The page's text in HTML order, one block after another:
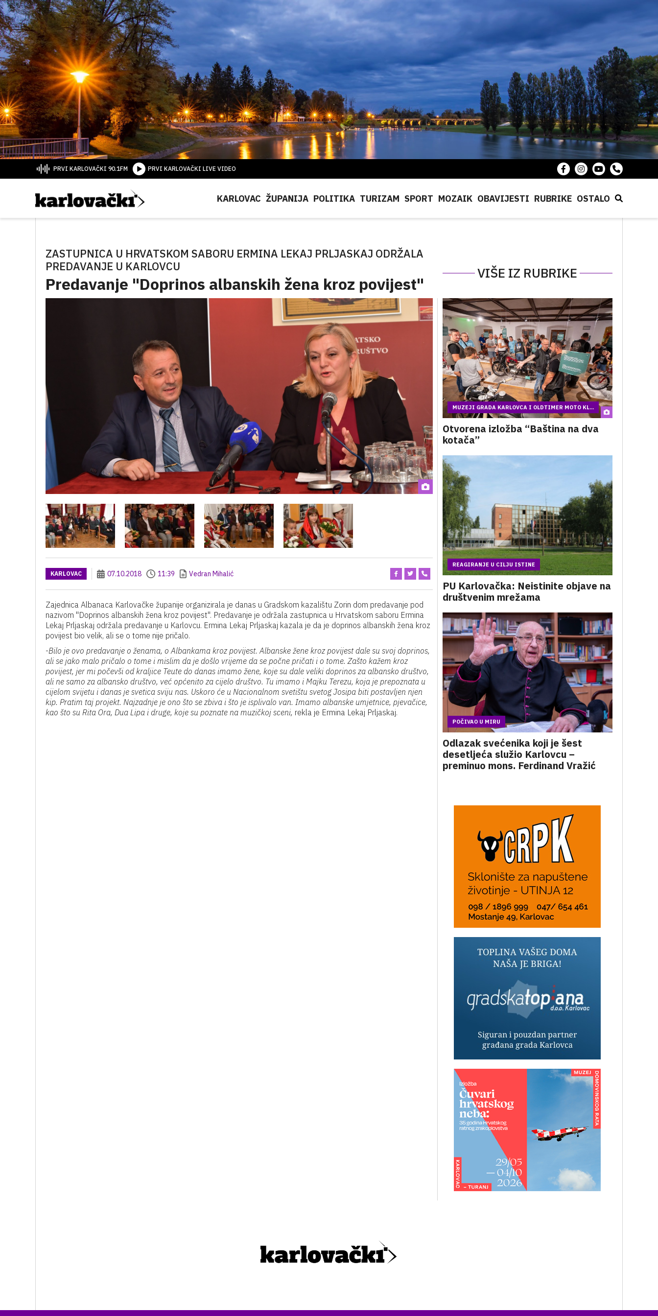
PRVI KARLOVAČKI 90.1FM PRVI KARLOVAČKI LIVE VIDEO
KARLOVAC ŽUPANIJA POLITIKA TURIZAM SPORT MOZAIK OBAVIJESTI RUBRIKE OSTALO
ZASTUPNICA U HRVATSKOM SABORU ERMINA LEKAJ PRLJASKAJ ODRŽALA
PREDAVANJE U KARLOVCU
Predavanje "Doprinos albanskih žena kroz povijest"
VIŠE IZ RUBRIKE
KARLOVAC 07.10.2018 11:39 Vedran Mihalić
Zajednica Albanaca Karlovačke županije organizirala je danas u Gradskom kazalištu Zorin dom predavanje pod
nazivom "Doprinos albanskih žena kroz povijest". Predavanje je održala zastupnica u Hrvatskom saboru Ermina
Lekaj Prljaskaj održala predavanje u Karlovcu. Ermina Lekaj Prljaskaj kazala je da je doprinos albanskih žena kroz
povijest bio velik, ali se o tome nije pričalo.
-Bilo je ovo predavanje o ženama, o Albankama kroz povijest. Albanske žene kroz povijest dale su svoj doprinos,
ali se jako malo pričalo o tome i mislim da je došlo vrijeme da se počne pričati i o tome. Zašto kažem kroz
povijest, jer mi počevši od kraljice Teute do danas imamo žene, koje su dale veliki doprinos za albansko društvo,
ali ne samo za albansko društvo, već općenito za cijelo društvo. Tu imamo i Majku Terezu, koja je prepoznata u
cijelom svijetu i danas je svetica sviju nas. Uskoro će u Nacionalnom svetištu svetog Josipa biti postavljen njen
kip. Pratim taj projekt. Najzadnje je ono što se zbiva i što je isplivalo van. Imamo albanske umjetnice, pjevačice,
kao što su Rita Ora, Dua Lipa i druge, koje su poznate na muzičkoj sceni, rekla je Ermina Lekaj Prljaskaj.
MUZEJI GRADA KARLOVCA I OLDTIMER MOTO KL...
Otvorena izložba “Baština na dva
kotača”
REAGIRANJE U CILJU ISTINE
PU Karlovačka: Neistinite objave na
društvenim mrežama
POČIVAO U MIRU
Odlazak svećenika koji je šest
desetljeća služio Karlovcu –
preminuo mons. Ferdinand Vražić